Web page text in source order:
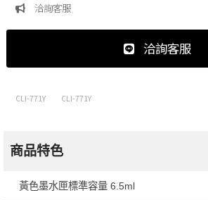
洽詢客服
洽詢客服
CLI-771Y CLI-771Y
商品特色
黃色墨水匣標準容量 6.5ml